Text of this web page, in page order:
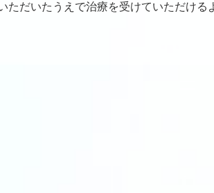
だいたうえで治療を受けていただける